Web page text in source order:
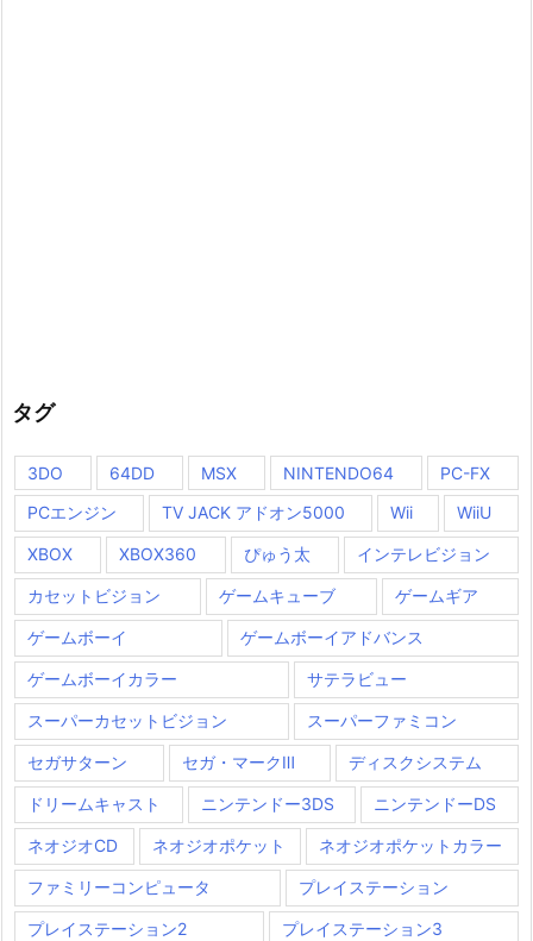
タグ
3DO 64DD MSX NINTENDO64
PC-FX
PCエンジン
TV JACK アドオン5000 Wii WiiU
XBOX XBOX360 ぴゅう太 インテレビジョン
カセットビジョン ゲームキューブ ゲームギア
ゲームボーイ ゲームボーイアドバンス
ゲームボーイカラー サテラビュー
スーパーカセットビジョン スーパーファミコン
セガサターン セガ・マークⅢ ディスクシステム
ドリームキャスト ニンテンドー3DS ニンテンドーDS
ネオジオCD ネオジオポケット ネオジオポケットカラー
ファミリーコンピュータ プレイステーション
プレイステーション2 プレイステーション3